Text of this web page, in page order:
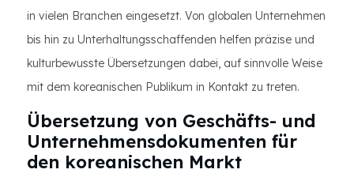
in vielen Branchen eingesetzt. Von globalen Unternehmen
bis hin zu Unterhaltungsschaffenden helfen präzise und
kulturbewusste Übersetzungen dabei, auf sinnvolle Weise
mit dem koreanischen Publikum in Kontakt zu treten.
Übersetzung von Geschäfts- und
Unternehmensdokumenten für
den koreanischen Markt